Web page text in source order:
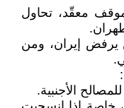
معقّد، تحاول
يرفض إيران، ومن